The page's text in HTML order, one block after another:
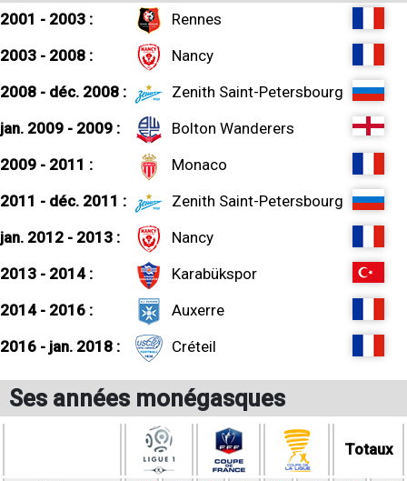
2001 - 2003 :
Rennes
2003 - 2008 :
Nancy
2008 - déc. 2008 :
Zenith Saint-Petersbourg
jan. 2009 - 2009 :
Bolton Wanderers
2009 - 2011 :
Monaco
2011 - déc. 2011 :
Zenith Saint-Petersbourg
jan. 2012 - 2013 :
Nancy
2013 - 2014 :
Karabükspor
2014 - 2016 :
Auxerre
2016 - jan. 2018 :
Créteil
Ses années monégasques
Totaux